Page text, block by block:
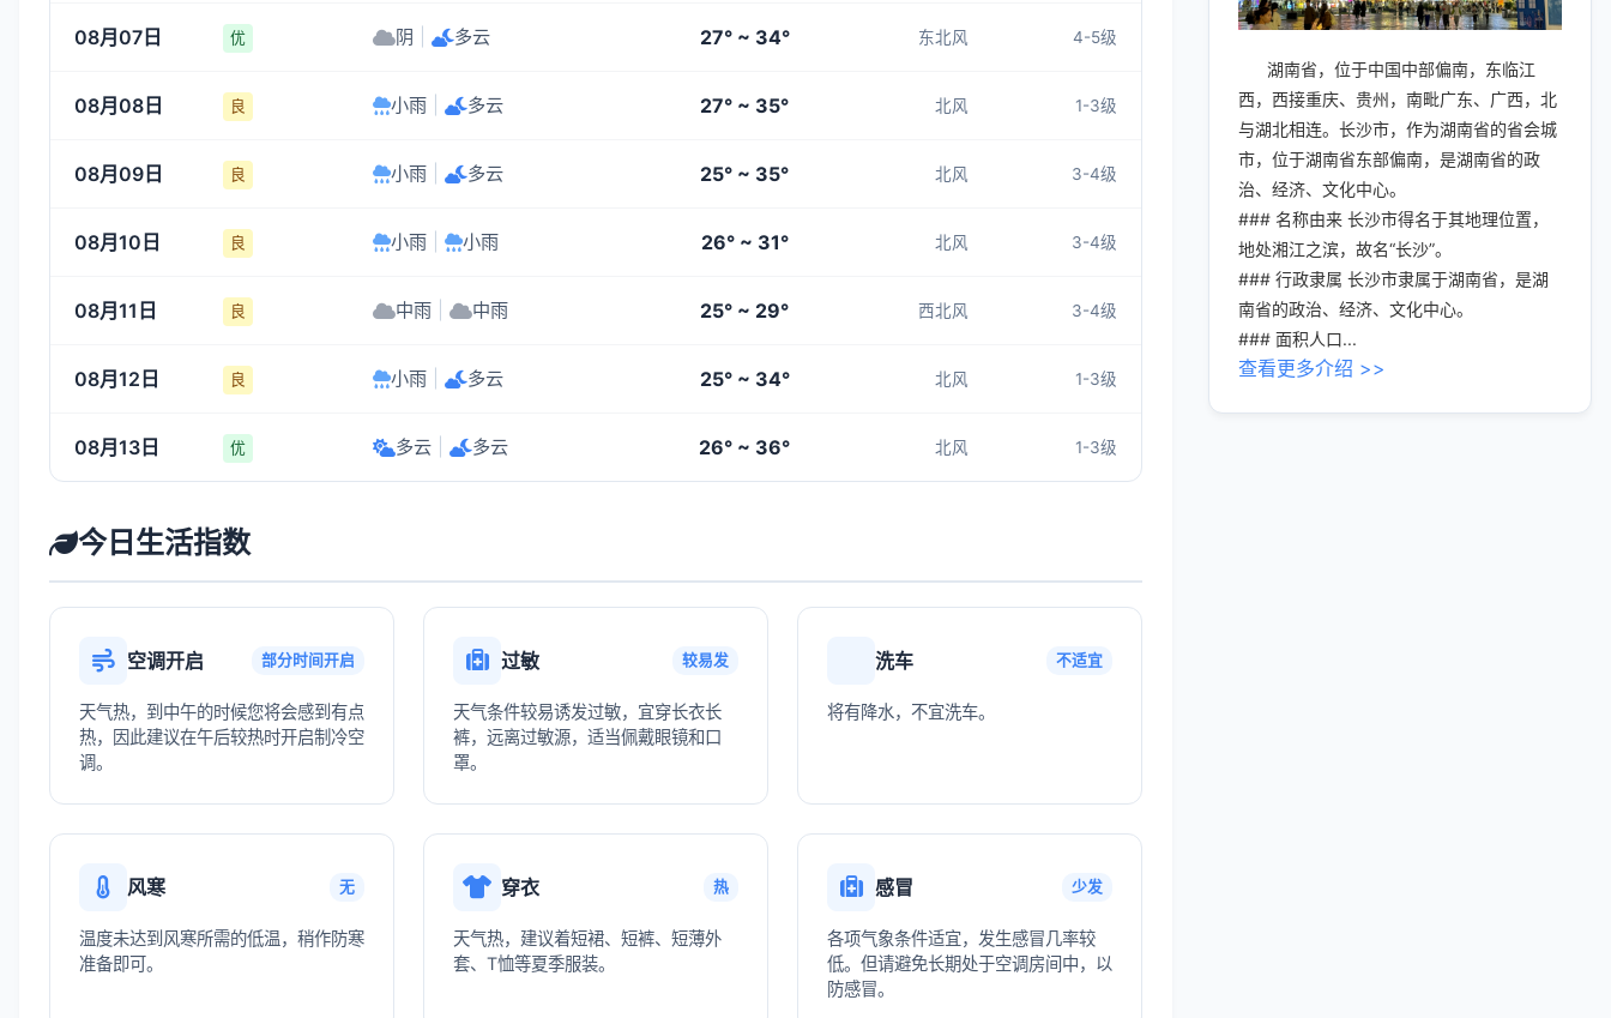
1-3 1-3 1-3
08月07日 优 阴 多云 27° ~ 34° 东北风 4-5级
08月08日 良 小雨 多云 27° ~ 35° 北风 1-3级
08月09日 良 小雨 多云 25° ~ 35° 北风 3-4级
08月10日 良 小雨 小雨 26° ~ 31° 北风 3-4级
08月11日 良 中雨 中雨 25° ~ 29° 西北风 3-4级
08月12日 良 小雨 多云 25° ~ 34° 北风 1-3级
08月13日 优 多云 多云 26° ~ 36° 北风 1-3级
今日生活指数
空调开启 部分时间开启
天气热，到中午的时候您将会感到有点
热，因此建议在午后较热时开启制冷空
调。
过敏 较易发
天气条件较易诱发过敏，宜穿长衣长
裤，远离过敏源，适当佩戴眼镜和口
罩。
洗车 不适宜
将有降水，不宜洗车。
风寒 无
温度未达到风寒所需的低温，稍作防寒
准备即可。
穿衣 热
天气热，建议着短裙、短裤、短薄外
套、T恤等夏季服装。
感冒 少发
各项气象条件适宜，发生感冒几率较
低。但请避免长期处于空调房间中，以
防感冒。
湖南省，位于中国中部偏南，东临江
西，西接重庆、贵州，南毗广东、广西，北
与湖北相连。长沙市，作为湖南省的省会城
市，位于湖南省东部偏南，是湖南省的政
治、经济、文化中心。
### 名称由来 长沙市得名于其地理位置，
地处湘江之滨，故名“长沙”。
### 行政隶属 长沙市隶属于湖南省，是湖
南省的政治、经济、文化中心。
### 面积人口...
查看更多介绍 >>